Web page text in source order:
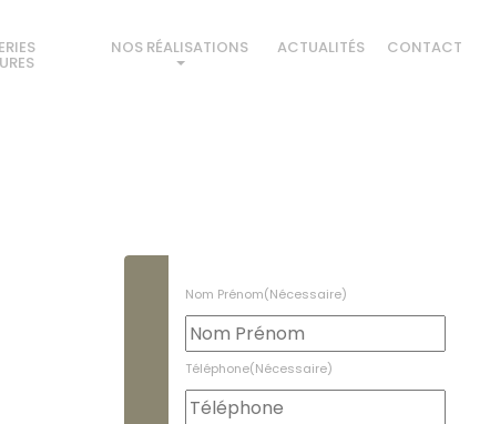
NOS RÉALISATIONS ACTUALITÉS CONTACT
Nom Prénom(Nécessaire)
Téléphone(Nécessaire)